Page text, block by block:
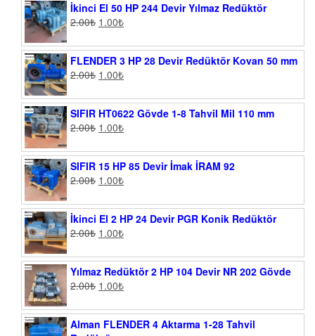
İkinci El 50 HP 244 Devir Yılmaz Redüktör
2.00₺ 1.00₺
FLENDER 3 HP 28 Devir Redüktör Kovan 50 mm
2.00₺ 1.00₺
SIFIR HT0622 Gövde 1-8 Tahvil Mil 110 mm
2.00₺ 1.00₺
SIFIR 15 HP 85 Devir İmak İRAM 92
2.00₺ 1.00₺
İkinci El 2 HP 24 Devir PGR Konik Redüktör
2.00₺ 1.00₺
Yılmaz Redüktör 2 HP 104 Devir NR 202 Gövde
2.00₺ 1.00₺
Alman FLENDER 4 Aktarma 1-28 Tahvil